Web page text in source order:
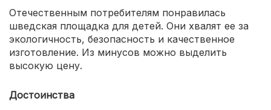
Отечественным потребителям понравилась
шведская площадка для детей. Они хвалят ее за
экологичность, безопасность и качественное
изготовление. Из минусов можно выделить
высокую цену.
Достоинства